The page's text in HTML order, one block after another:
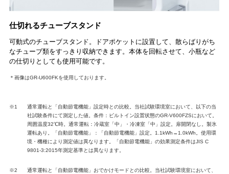
仕切れるチューブスタンド
可動式のチューブスタンド。ドアポケットに設置して、散らばりがち
なチューブ類をすっきり収納できます。本体を回転させて、小瓶など
の仕切りとしても使用可能です。
＊画像はGR-U600FKを使用しております。
※1
通常運転と「自動節電機能」設定時との比較。当社試験環境室において、以下の当
社試験条件にて測定した値。条件：ビルトイン設置状態のGR-V600FZSにおいて。
周囲温度32℃時。通常運転：冷蔵室「中」・冷凍室「中」設定。扉開閉なし。製氷
運転あり。「自動節電機能」：「自動節電機能」設定。1.1kWh→1.0kWh。使用環
境・機種により測定値は異なります。「自動節電機能」の効果測定条件はJIS C
9801-3:2015年測定基準とは異なります。
※2
通常運転と「自動節電機能」おでかけモードとの比較。当社試験環境室において、